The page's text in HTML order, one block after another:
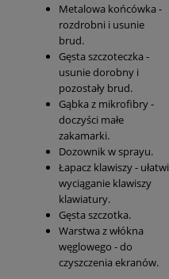
Metalowa końcówka -
rozdrobni i usunie
brud.
Gęsta szczoteczka -
usunie dorobny i
pozostały brud.
Gąbka z mikrofibry -
doczyści małe
zakamarki.
Dozownik w sprayu.
Łapacz klawiszy - ułatwi
wyciąganie klawiszy
klawiatury.
Gęsta szczotka.
Warstwa z włókna
węglowego - do
czyszczenia ekranów.